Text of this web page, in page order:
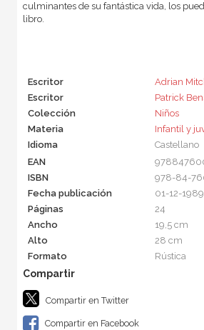
culminantes de su fantástica vida, los
libro.
Escritor
Adrian
Escritor
Patrick
Colección
Niños
Materia
Infantil y
Idioma
Castellano
EAN
ISBN
978-84-
Fecha publicación
01-12-1989
Páginas
24
Ancho
19,5 cm
Alto
28 cm
Formato
Rústica
Compartir en Twitter
Compartir en Facebook